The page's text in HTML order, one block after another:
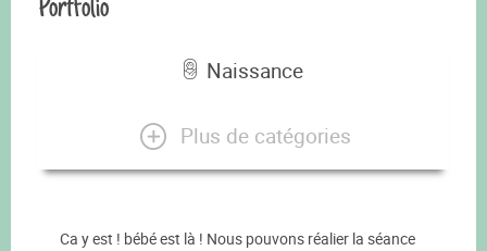
Naissance
Plus de catégories
Ca y est ! bébé est là ! Nous pouvons réalier la séance